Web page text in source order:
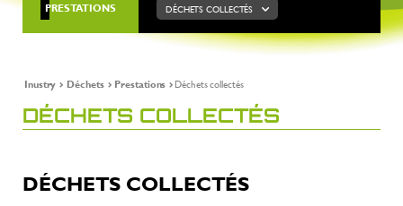
PRESTATIONS DÉCHETS COLLECTÉS
Inustry Déchets Prestations Déchets collectés
DÉCHETS COLLECTÉS
DÉCHETS COLLECTÉS